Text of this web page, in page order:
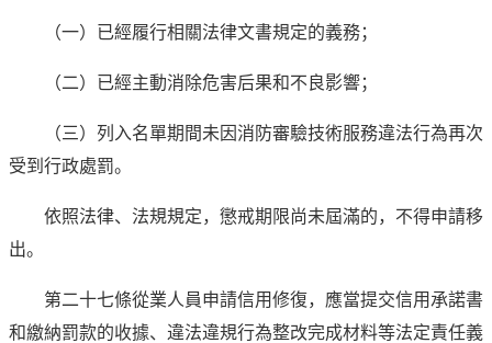
（一）已經履行相關法律文書規定的義務；
（二）已經主動消除危害后果和不良影響；
（三）列入名單期間未因消防審驗技術服務違法行為再次
受到行政處罰。
依照法律、法規規定，懲戒期限尚未屆滿的，不得申請移
出。
第二十七條從業人員申請信用修復，應當提交信用承諾書
和繳納罰款的收據、違法違規行為整改完成材料等法定責任義